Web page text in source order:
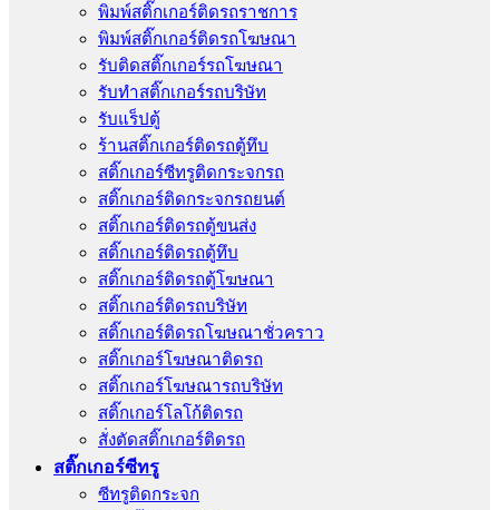
พิมพ์สติ๊กเกอร์ติดรถราชการ
พิมพ์สติ๊กเกอร์ติดรถโฆษณา
รับติดสติ๊กเกอร์รถโฆษณา
รับทำสติ๊กเกอร์รถบริษัท
รับแร็ปตู้
ร้านสติ๊กเกอร์ติดรถตู้ทึบ
สติ๊กเกอร์ซีทรูติดกระจกรถ
สติ๊กเกอร์ติดกระจกรถยนต์
สติ๊กเกอร์ติดรถตู้ขนส่ง
สติ๊กเกอร์ติดรถตู้ทึบ
สติ๊กเกอร์ติดรถตู้โฆษณา
สติ๊กเกอร์ติดรถบริษัท
สติ๊กเกอร์ติดรถโฆษณาชั่วคราว
สติ๊กเกอร์โฆษณาติดรถ
สติ๊กเกอร์โฆษณารถบริษัท
สติ๊กเกอร์โลโก้ติดรถ
สั่งตัดสติ๊กเกอร์ติดรถ
สติ๊กเกอร์ซีทรู
ซีทรูติดกระจก